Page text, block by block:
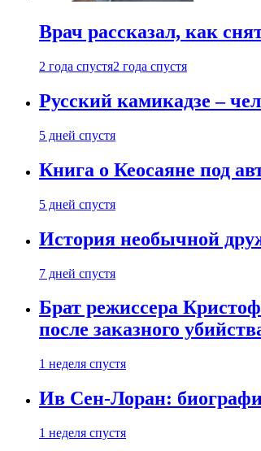
Врач рассказал, как
2 года спустя2 года спустя
Русский камикадзе –
5 дней спустя
Книга о Кеосаяне под
5 дней спустя
История необычной
7 дней спустя
Брат режиссера
после заказного
1 неделя спустя
Ив Сен-Лоран:
1 неделя спустя